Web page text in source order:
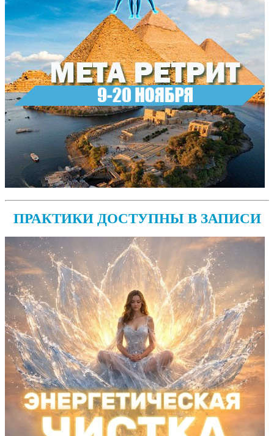
ПРАКТИКИ ДОСТУПНЫ В ЗАПИСИ